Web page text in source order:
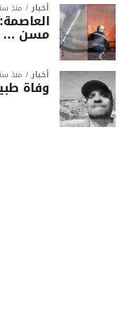
أخبار منذ
مسن …
أخبار منذ
وفاة